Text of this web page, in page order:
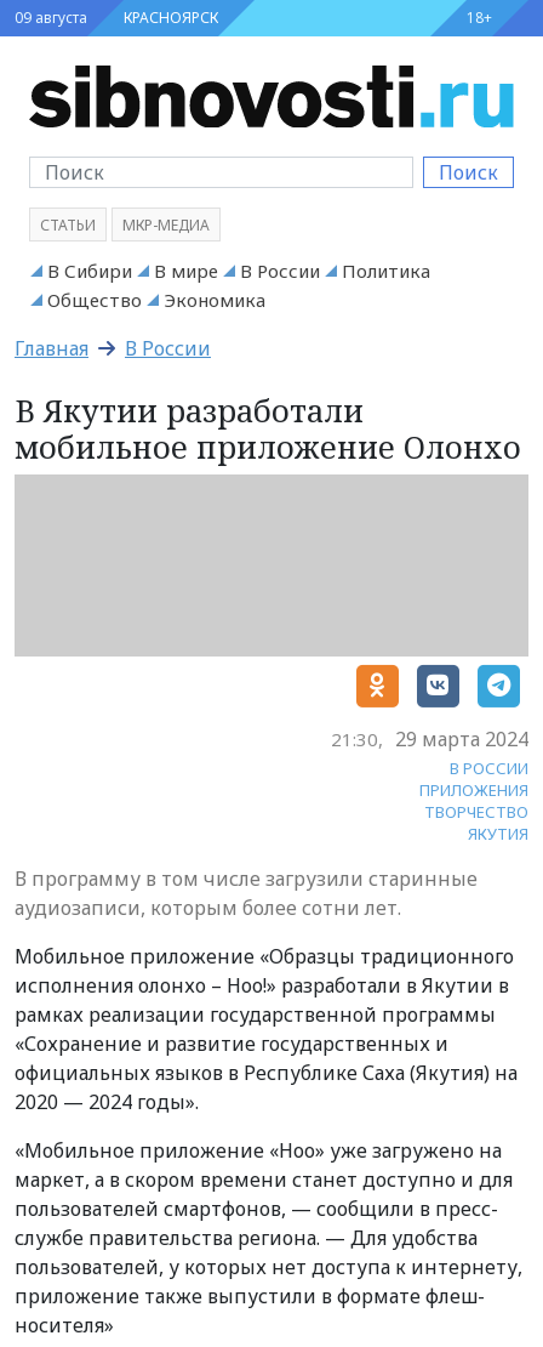
09 августа КРАСНОЯРСК 18+
Поиск
СТАТЬИ МКР-МЕДИА
В Сибири В мире В России
Политика
Общество
Экономика
Главная В России
В Якутии разработали
мобильное приложение Олонхо
21:30, 29 марта 2024
В РОССИИ
ПРИЛОЖЕНИЯ
ТВОРЧЕСТВО
ЯКУТИЯ
В программу в том числе загрузили старинные
аудиозаписи, которым более сотни лет.
Мобильное приложение «Образцы традиционного
исполнения олонхо – Ноо!» разработали в Якутии в
рамках реализации государственной программы
«Сохранение и развитие государственных и
официальных языков в Республике Саха (Якутия) на
2020 — 2024 годы».
«Мобильное приложение «Ноо» уже загружено на
маркет, а в скором времени станет доступно и для
пользователей смартфонов, — сообщили в пресс-
службе правительства региона. — Для удобства
пользователей, у которых нет доступа к интернету,
приложение также выпустили в формате флеш-
носителя»